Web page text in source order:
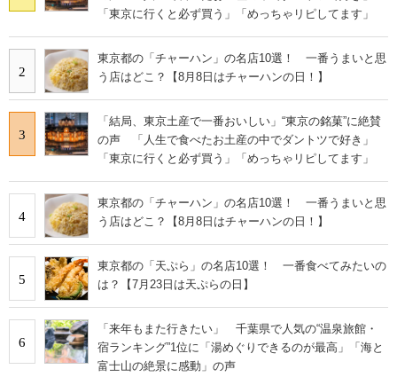
「東京に行くと必ず買う」「めっちゃリピしてます」
2
東京都の「チャーハン」の名店10選！ 一番うまいと思
う店はどこ？【8月8日はチャーハンの日！】
3
「結局、東京土産で一番おいしい」“東京の銘菓”に絶賛
の声 「人生で食べたお土産の中でダントツで好き」
「東京に行くと必ず買う」「めっちゃリピしてます」
4
東京都の「チャーハン」の名店10選！ 一番うまいと思
う店はどこ？【8月8日はチャーハンの日！】
5
東京都の「天ぷら」の名店10選！ 一番食べてみたいの
は？【7月23日は天ぷらの日】
6
「来年もまた行きたい」 千葉県で人気の“温泉旅館・
宿ランキング”1位に「湯めぐりできるのが最高」「海と
富士山の絶景に感動」の声